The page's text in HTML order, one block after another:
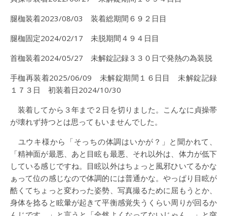
腿枷装着2023/08/03 装着総期間６９２日目
腿枷固定2024/02/17 未脱期間４９４日目
首枷装着2024/05/27 未解錠記録３３０日で発熱の為装脱
手枷再装着2025/06/09 未解錠期間１６日目 未解錠記録
１７３日 初装着日2024/10/30
装着してから３年まで２日を切りました。こんなに貞操帯
が壊れず持つとは思ってもいませんでした。
ユウキ様から「そっちの体調はいかが？」と聞かれて、
「精神面が最悪、あと目眩も最悪、それ以外は、体力が低下
している感じですね。目眩以外はちょっと風邪ひいてるかな
ぁって位の感じなので体調的には普通かな。やっぱり目眩が
酷くてちょっと変わった姿勢、写真撮るために屈もうとか、
身体を捻ると眩暈が起きて平衡感覚失うくらい周りが回るか